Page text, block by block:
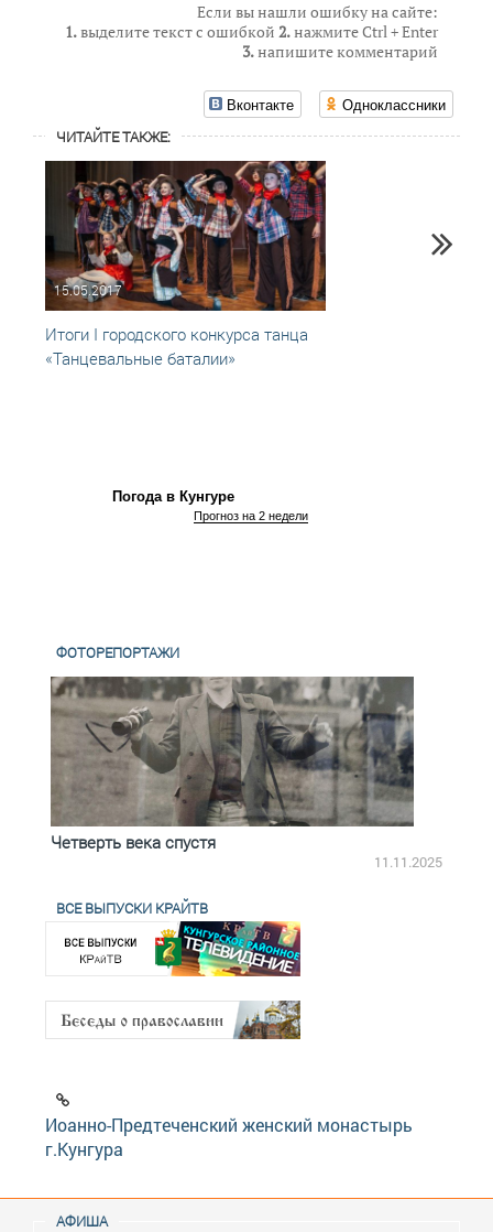
Если вы нашли ошибку на сайте:
1.выделите текст с ошибкой 2.нажмите Ctrl + Enter
3.напишите комментарий
Вконтакте Одноклассники
ЧИТАЙТЕ ТАКЖЕ:
15.05.2017
Итоги I городского конкурса танца
«Танцевальные баталии»
Погода в Кунгуре
Прогноз на 2 недели
ФОТОРЕПОРТАЖИ
Четверть века спустя
11.11.2025
ВСЕ ВЫПУСКИ КРАЙТВ
Иоанно-Предтеченский женский монастырь
г.Кунгура
АФИША